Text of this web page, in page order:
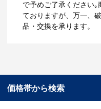
で予めご了承ください
ておりますが、万一、
品・交換を承ります。
価格帯から検索